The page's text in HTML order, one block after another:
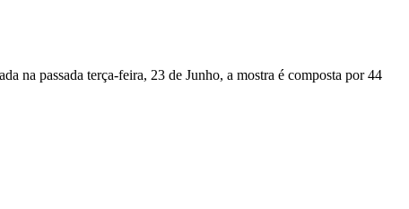
na passada terça-feira, 23 de Junho, a mostra é composta por 44